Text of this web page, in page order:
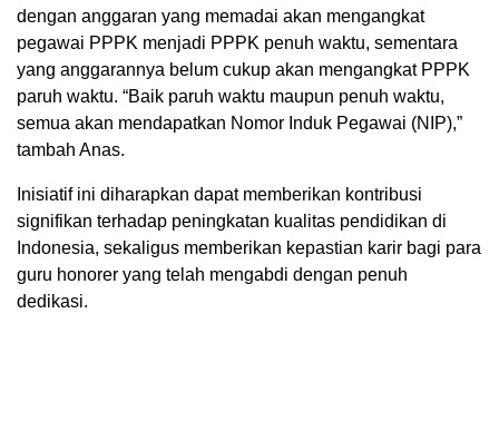
dengan anggaran yang memadai akan mengangkat
pegawai PPPK menjadi PPPK penuh waktu, sementara
yang anggarannya belum cukup akan mengangkat PPPK
paruh waktu. “Baik paruh waktu maupun penuh waktu,
semua akan mendapatkan Nomor Induk Pegawai (NIP),”
tambah Anas.
Inisiatif ini diharapkan dapat memberikan kontribusi
signifikan terhadap peningkatan kualitas pendidikan di
Indonesia, sekaligus memberikan kepastian karir bagi para
guru honorer yang telah mengabdi dengan penuh
dedikasi.